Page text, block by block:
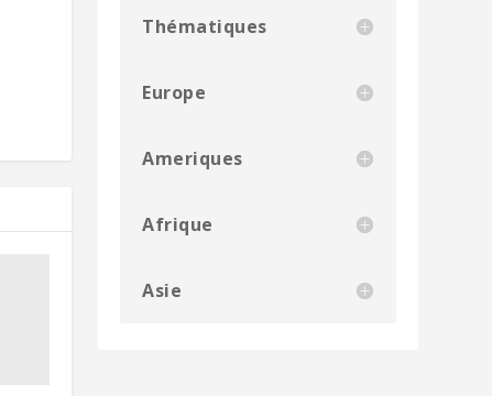
Thématiques
Europe
Ameriques
Afrique
Asie